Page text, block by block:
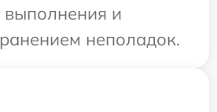
выполнения и
неполадок.